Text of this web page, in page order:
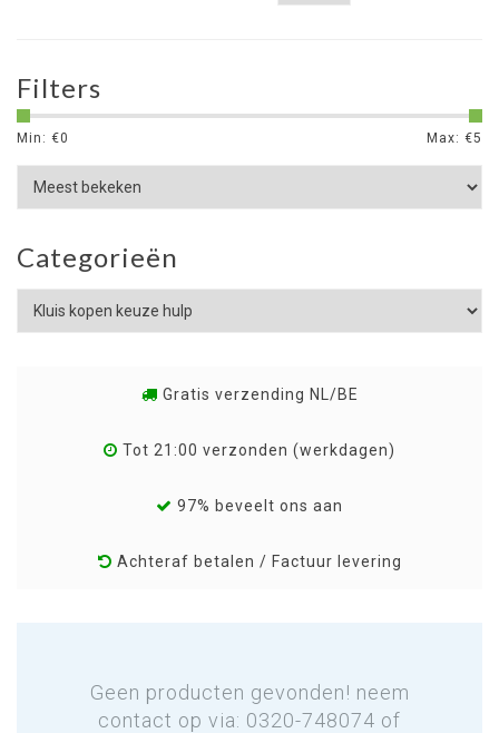
Filters
Min: €0 Max: €5
Categorieën
Gratis verzending NL/BE
Tot 21:00 verzonden (werkdagen)
97% beveelt ons aan
Achteraf betalen / Factuur levering
Geen producten gevonden! neem
contact op via: 0320-748074 of